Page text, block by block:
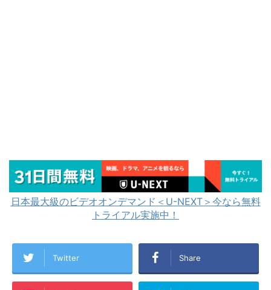
日本最大級のビデオオンデマンド＜U-NEXT＞今なら無料
トライアル実施中！
Twitter Share